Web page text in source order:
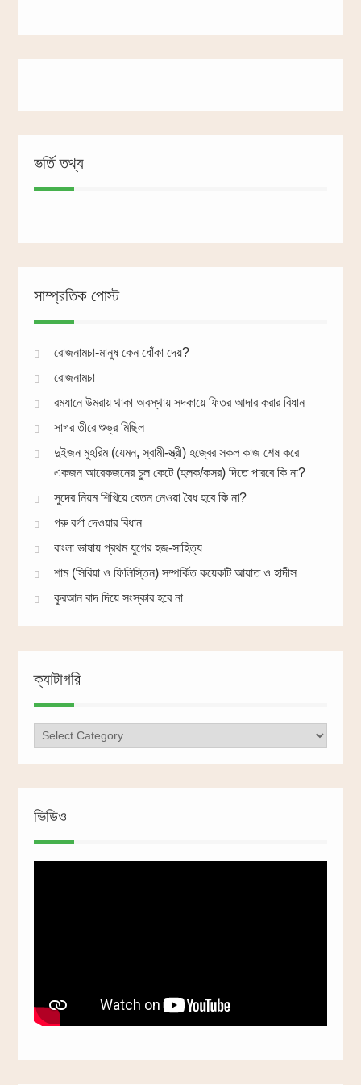
ভর্তি তথ্য
সাম্প্রতিক পোস্ট
রোজনামচা-মানুষ কেন ধোঁকা দেয়?
রোজনামচা
রমযানে উমরায় থাকা অবস্থায় সদকায়ে ফিতর আদার করার বিধান
সাগর তীরে শুভ্র মিছিল
দুইজন মুহরিম (যেমন, স্বামী-স্ত্রী) হজ্বের সকল কাজ শেষ করে
একজন আরেকজনের চুল কেটে (হলক/কসর) দিতে পারবে কি না?
সুদের নিয়ম শিখিয়ে বেতন নেওয়া বৈধ হবে কি না?
গরু বর্গা দেওয়ার বিধান
বাংলা ভাষায় প্রথম যুগের হজ-সাহিত্য
শাম (সিরিয়া ও ফিলিস্তিন) সম্পর্কিত কয়েকটি আয়াত ও হাদীস
কুরআন বাদ দিয়ে সংস্কার হবে না
ক্যাটাগরি
ক্যাটাগরি
ভিডিও